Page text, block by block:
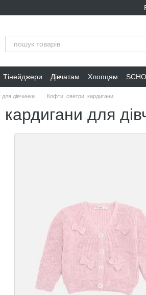
Тінейджери Дівчатам Хлопцям
дівчинки Кофти, светри, кардигани
для